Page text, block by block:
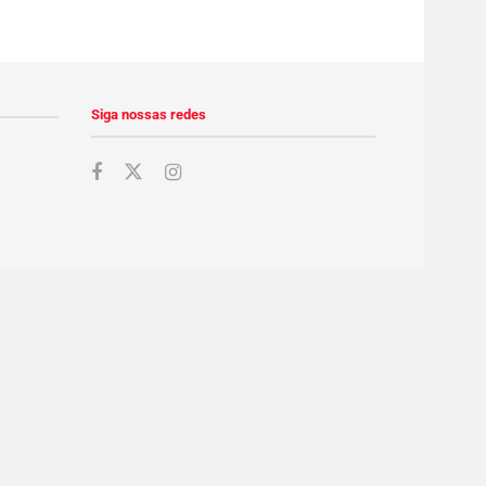
Siga nossas redes